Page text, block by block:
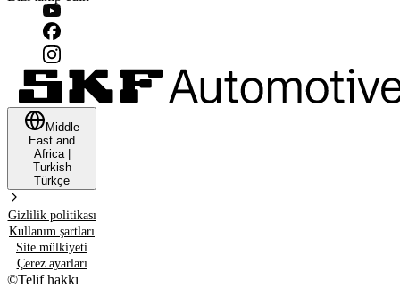
Middle
East and
Africa|
Turkish
Türkçe
Gizlilik politikası
Kullanım şartları
Site mülkiyeti
Çerez ayarları
©Telif hakkı